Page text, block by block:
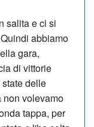
​​salita e ci si
abbiamo
gara,
di vittorie
delle
non volevamo
tappa, per